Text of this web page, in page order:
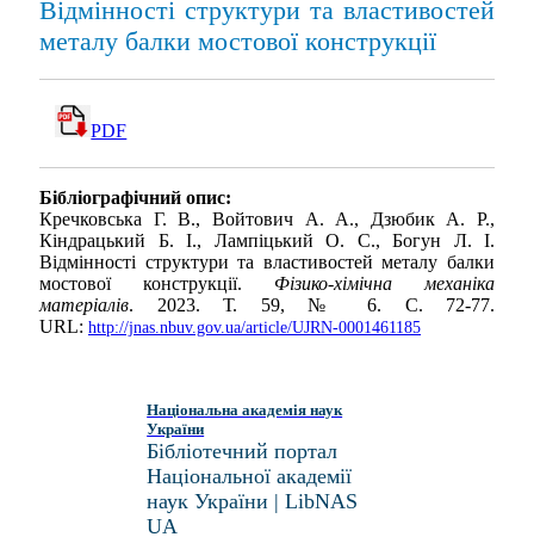
Відмінності структури та властивостей
металу балки мостової конструкції
PDF
Бібліографічний опис:
Кречковська Г. В., Войтович А. А., Дзюбик А. Р.,
Кіндрацький Б. І., Лампіцький О. С., Богун Л. І.
Відмінності структури та властивостей металу балки
мостової конструкції. Фізико-хімічна механіка
матеріалів. 2023. Т. 59, № 6. С. 72-77.
URL: http://jnas.nbuv.gov.ua/article/UJRN-0001461185
Національна академія наук
України
Бібліотечний портал
Національної академії
наук України | LibNAS
UA